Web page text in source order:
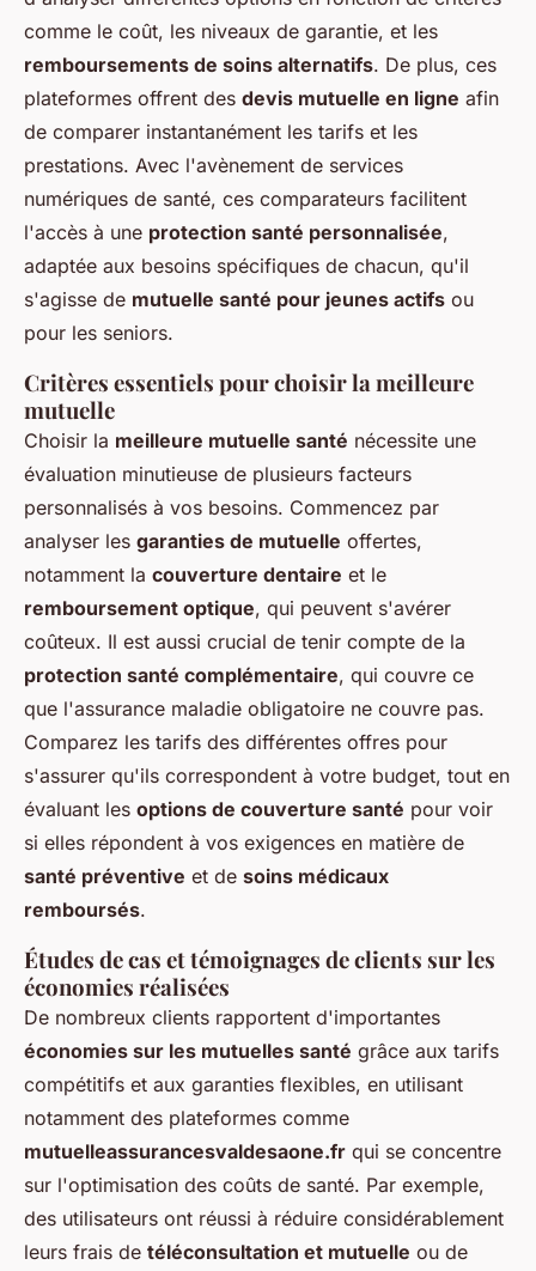
comme le coût, les niveaux de garantie, et les
remboursements de soins alternatifs. De plus, ces
plateformes offrent des devis mutuelle en ligne afin
de comparer instantanément les tarifs et les
prestations. Avec l'avènement de services
numériques de santé, ces comparateurs facilitent
l'accès à une protection santé personnalisée,
adaptée aux besoins spécifiques de chacun, qu'il
s'agisse de mutuelle santé pour jeunes actifs ou
pour les seniors.
Critères essentiels pour choisir la meilleure
mutuelle
Choisir la meilleure mutuelle santé nécessite une
évaluation minutieuse de plusieurs facteurs
personnalisés à vos besoins. Commencez par
analyser les garanties de mutuelle offertes,
notamment la couverture dentaire et le
remboursement optique, qui peuvent s'avérer
coûteux. Il est aussi crucial de tenir compte de la
protection santé complémentaire, qui couvre ce
que l'assurance maladie obligatoire ne couvre pas.
Comparez les tarifs des différentes offres pour
s'assurer qu'ils correspondent à votre budget, tout en
évaluant les options de couverture santé pour voir
si elles répondent à vos exigences en matière de
santé préventive et de soins médicaux
remboursés.
Études de cas et témoignages de clients sur les
économies réalisées
De nombreux clients rapportent d'importantes
économies sur les mutuelles santé grâce aux tarifs
compétitifs et aux garanties flexibles, en utilisant
notamment des plateformes comme
mutuelleassurancesvaldesaone.fr qui se concentre
sur l'optimisation des coûts de santé. Par exemple,
des utilisateurs ont réussi à réduire considérablement
leurs frais de téléconsultation et mutuelle ou de